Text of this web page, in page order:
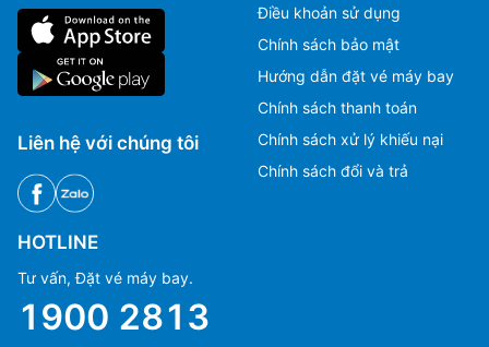
Liên hệ với chúng tôi
Điều khoản sử dụng
Chính sách bảo mật
Hướng dẫn đặt vé máy bay
Chính sách thanh toán
Chính sách xử lý khiếu nại
Chính sách đổi và trả
HOTLINE
Tư vấn, Đặt vé máy bay.
1900 2813